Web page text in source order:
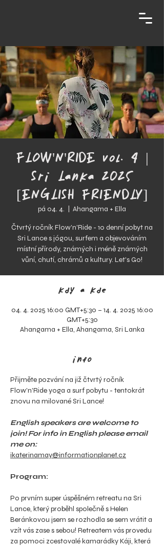
FLOW'N'RIDE vol. 4 |
Sri Lanka 2025
[ENGLISH FRIENDLY]
pá 04. 4. Ahangama + Ella
Čtvrtý ročník Flow'n'Ride - 10 denní pobyt na
Sri Lance s jógou, surfem a objevováním
místní přírody, známých i méně známých
vůní, chutí, chrámů a kultury. Let's Go!
kdy a kde
04. 4. 2025 16:00 GMT+5:30 – 14. 4. 2025 16:00
GMT+5:30
Ahangama + Ella, Ahangama, Sri Lanka
info
Přijměte pozvání na již čtvrtý ročník
Flow'n'Ride yoga a surf pobytu - tentokrát
znovu na milované Sri Lance!
English speakers are welcome to
join! For info in English please email
me on:
ikaterinamay@informationplanet.cz
Program:
Po prvním super úspěšném retreatu na Sri
Lance, který proběhl společně s Helen
Beránkovou jsem se rozhodla se sem vrátit a
vzít vás zase s sebou! Retreatem vás provedu
za pomoci zcestovalé kamarádky Káji, která